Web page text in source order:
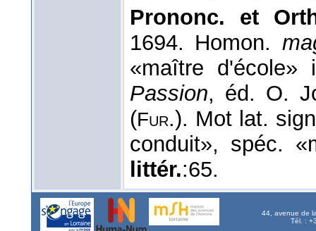
Prononc. et
1694. Homon.
«maître
Passion, éd. O.
(Fur.). Mot lat.
conduit», spéc.
littér.:65.
44, avenue de
Tél. :